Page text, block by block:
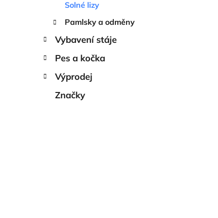
n
e
Solné lizy
Pamlsky a odměny
Vybavení stáje
Pes a kočka
Výprodej
Značky